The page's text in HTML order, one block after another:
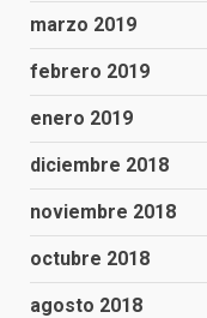
marzo 2019
febrero 2019
enero 2019
diciembre 2018
noviembre 2018
octubre 2018
agosto 2018